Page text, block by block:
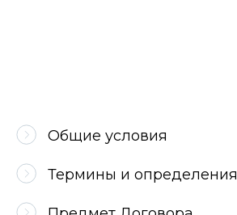
Общие условия
Термины и определения